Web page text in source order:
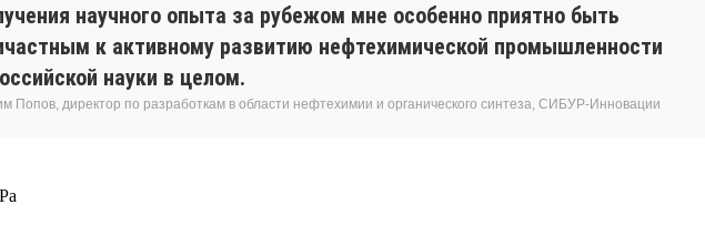
научного опыта за рубежом мне особенно приятно быть
к активному развитию нефтехимической промышленности
науки в целом.
Попов, директор по разработкам в области нефтехимии и органического синтеза, СИБУР-Инновации